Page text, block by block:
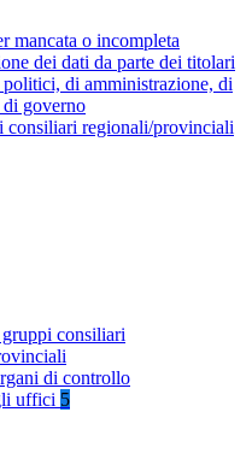
mancata o incompleta
dei dati da parte dei titolari
di amministrazione, di
governo
consiliari regionali/provinciali
consiliari
di controllo
uffici 5